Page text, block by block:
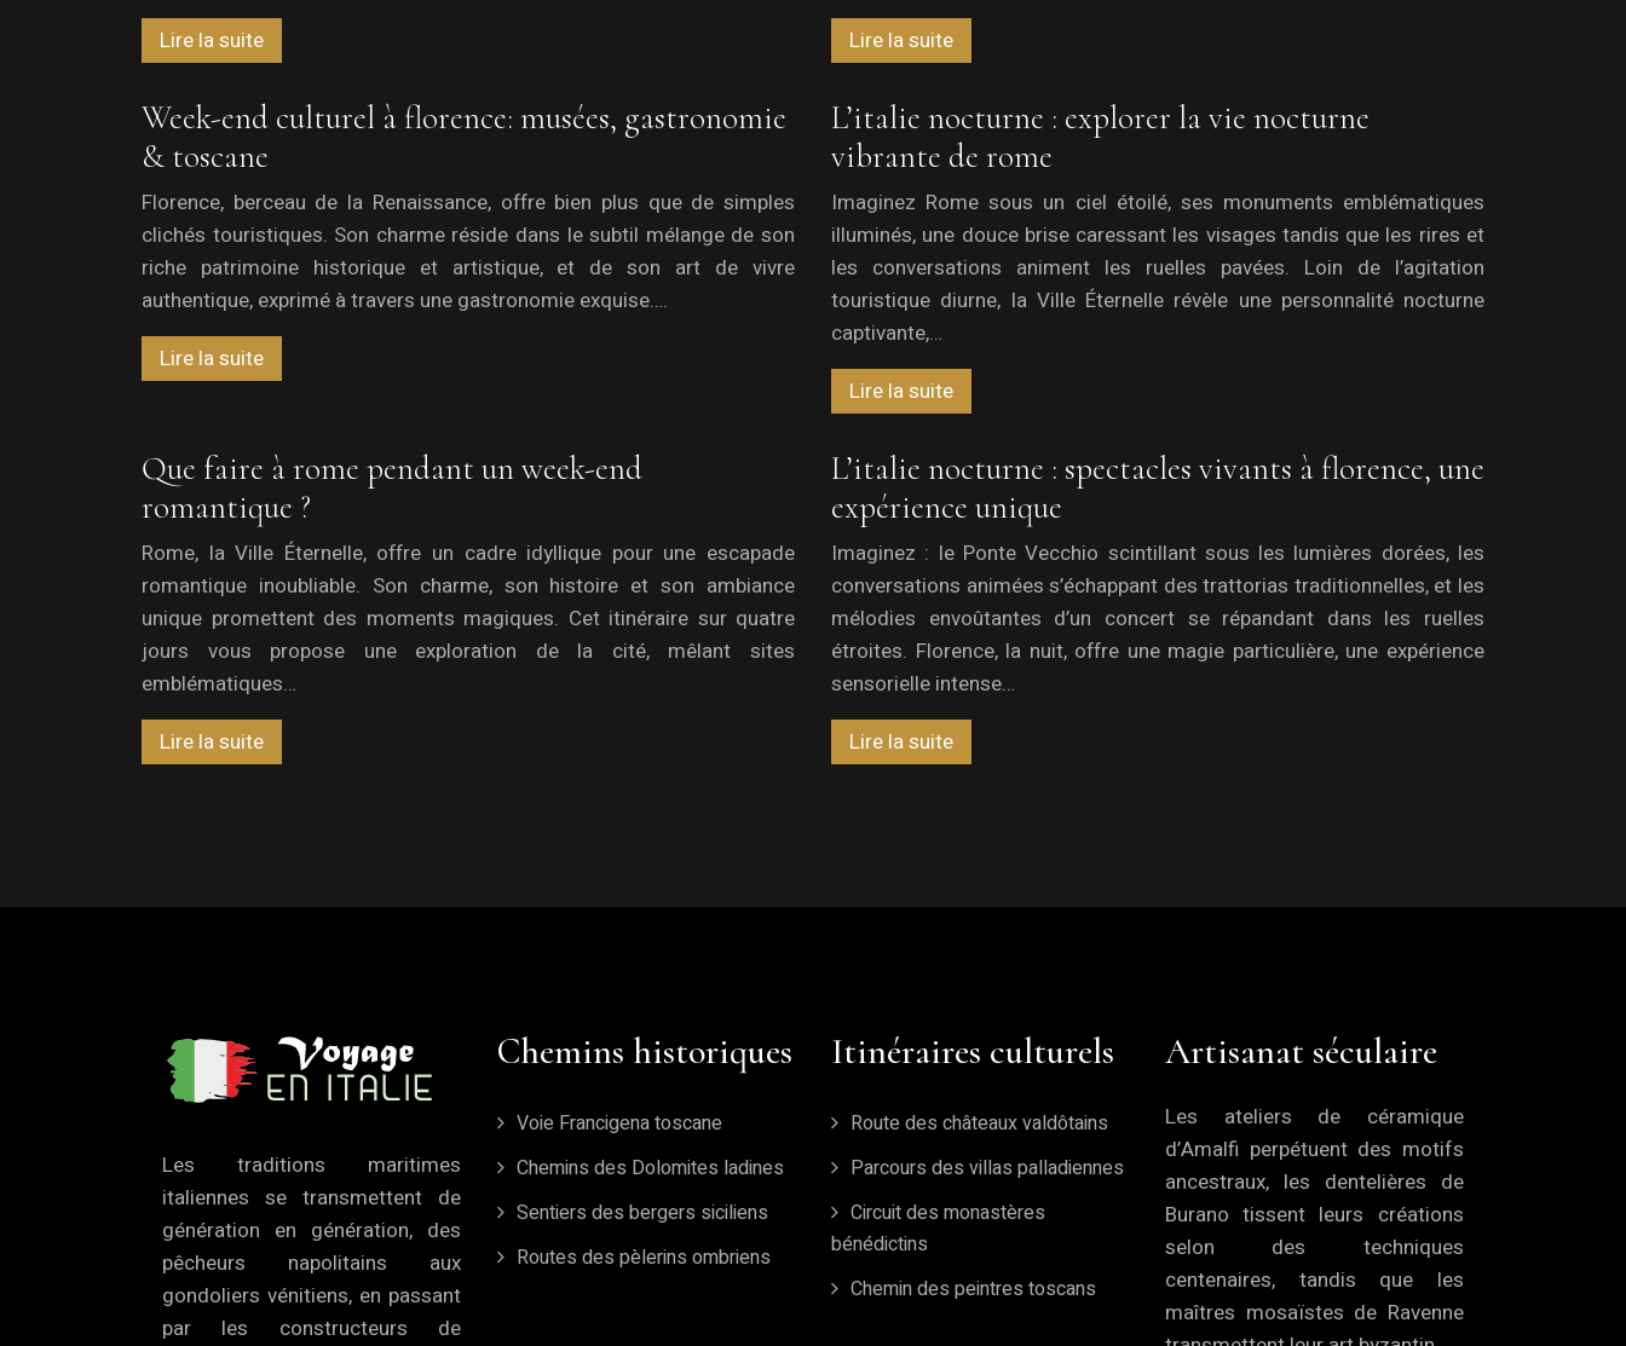
Lire la suite
Lire la suite
Week-end culturel à florence: musées, gastronomie
& toscane
Florence, berceau de la Renaissance, offre bien plus que de simples
clichés touristiques. Son charme réside dans le subtil mélange de son
riche patrimoine historique et artistique, et de son art de vivre
authentique, exprimé à travers une gastronomie exquise….
Lire la suite
L’italie nocturne : explorer la vie nocturne
vibrante de rome
Imaginez Rome sous un ciel étoilé, ses monuments emblématiques
illuminés, une douce brise caressant les visages tandis que les rires et
les conversations animent les ruelles pavées. Loin de l’agitation
touristique diurne, la Ville Éternelle révèle une personnalité nocturne
captivante,…
Lire la suite
Que faire à rome pendant un week-end
romantique ?
Rome, la Ville Éternelle, offre un cadre idyllique pour une escapade
romantique inoubliable. Son charme, son histoire et son ambiance
unique promettent des moments magiques. Cet itinéraire sur quatre
jours vous propose une exploration de la cité, mêlant sites
emblématiques…
Lire la suite
L’italie nocturne : spectacles vivants à florence, une
expérience unique
Imaginez : le Ponte Vecchio scintillant sous les lumières dorées, les
conversations animées s’échappant des trattorias traditionnelles, et les
mélodies envoûtantes d’un concert se répandant dans les ruelles
étroites. Florence, la nuit, offre une magie particulière, une expérience
sensorielle intense…
Lire la suite
Les traditions maritimes
italiennes se transmettent de
génération en génération, des
pêcheurs napolitains aux
gondoliers vénitiens, en passant
par les constructeurs de
Chemins historiques
Voie Francigena toscane
Chemins des Dolomites ladines
Sentiers des bergers siciliens
Routes des pèlerins ombriens
Itinéraires culturels
Route des châteaux valdôtains
Parcours des villas palladiennes
Circuit des monastères
bénédictins
Chemin des peintres toscans
Artisanat séculaire
Les ateliers de céramique
d’Amalfi perpétuent des motifs
ancestraux, les dentelières de
Burano tissent leurs créations
selon des techniques
centenaires, tandis que les
maîtres mosaïstes de Ravenne